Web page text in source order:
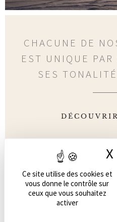
Ce site utilise des cookies et
vous donne le contrôle sur
ceux que vous souhaitez
activer
X
CHACUNE DE
EST UNIQUE
SES